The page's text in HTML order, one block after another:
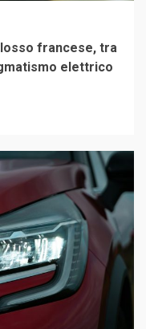
francese, tra
elettrico